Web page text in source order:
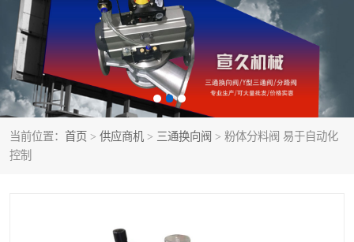
当前位置： 首页 > 供应商机 > 三通换向阀 > 粉体分料阀 易于自动化
控制
换向阀 Y型换向阀
板式换向阀 粉料换向阀
粉体换向阀 管道换向阀
管路换向阀 三通换向阀